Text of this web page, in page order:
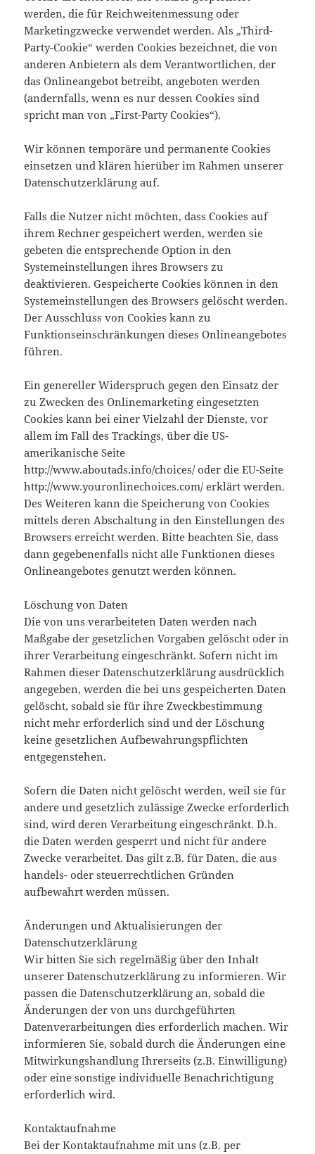
werden, die für Reichweitenmessung oder
Marketingzwecke verwendet werden. Als „Third-
Party-Cookie“ werden Cookies bezeichnet, die von
anderen Anbietern als dem Verantwortlichen, der
das Onlineangebot betreibt, angeboten werden
(andernfalls, wenn es nur dessen Cookies sind
spricht man von „First-Party Cookies“).
Wir können temporäre und permanente Cookies
einsetzen und klären hierüber im Rahmen unserer
Datenschutzerklärung auf.
Falls die Nutzer nicht möchten, dass Cookies auf
ihrem Rechner gespeichert werden, werden sie
gebeten die entsprechende Option in den
Systemeinstellungen ihres Browsers zu
deaktivieren. Gespeicherte Cookies können in den
Systemeinstellungen des Browsers gelöscht werden.
Der Ausschluss von Cookies kann zu
Funktionseinschränkungen dieses Onlineangebotes
führen.
Ein genereller Widerspruch gegen den Einsatz der
zu Zwecken des Onlinemarketing eingesetzten
Cookies kann bei einer Vielzahl der Dienste, vor
allem im Fall des Trackings, über die US-
amerikanische Seite
http://www.aboutads.info/choices/ oder die EU-Seite
http://www.youronlinechoices.com/ erklärt werden.
Des Weiteren kann die Speicherung von Cookies
mittels deren Abschaltung in den Einstellungen des
Browsers erreicht werden. Bitte beachten Sie, dass
dann gegebenenfalls nicht alle Funktionen dieses
Onlineangebotes genutzt werden können.
Löschung von Daten
Die von uns verarbeiteten Daten werden nach
Maßgabe der gesetzlichen Vorgaben gelöscht oder in
ihrer Verarbeitung eingeschränkt. Sofern nicht im
Rahmen dieser Datenschutzerklärung ausdrücklich
angegeben, werden die bei uns gespeicherten Daten
gelöscht, sobald sie für ihre Zweckbestimmung
nicht mehr erforderlich sind und der Löschung
keine gesetzlichen Aufbewahrungspflichten
entgegenstehen.
Sofern die Daten nicht gelöscht werden, weil sie für
andere und gesetzlich zulässige Zwecke erforderlich
sind, wird deren Verarbeitung eingeschränkt. D.h.
die Daten werden gesperrt und nicht für andere
Zwecke verarbeitet. Das gilt z.B. für Daten, die aus
handels- oder steuerrechtlichen Gründen
aufbewahrt werden müssen.
Änderungen und Aktualisierungen der
Datenschutzerklärung
Wir bitten Sie sich regelmäßig über den Inhalt
unserer Datenschutzerklärung zu informieren. Wir
passen die Datenschutzerklärung an, sobald die
Änderungen der von uns durchgeführten
Datenverarbeitungen dies erforderlich machen. Wir
informieren Sie, sobald durch die Änderungen eine
Mitwirkungshandlung Ihrerseits (z.B. Einwilligung)
oder eine sonstige individuelle Benachrichtigung
erforderlich wird.
Kontaktaufnahme
Bei der Kontaktaufnahme mit uns (z.B. per